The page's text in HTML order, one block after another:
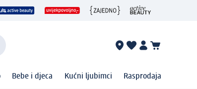
Bebe i djeca Kućni ljubimci Rasprodaja